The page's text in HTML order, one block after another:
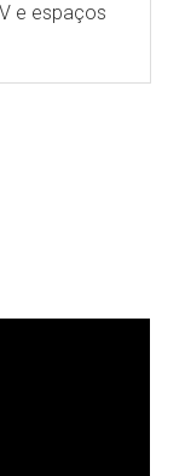
e espaços